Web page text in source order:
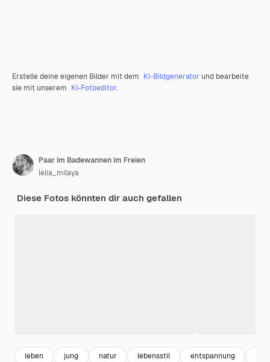
Erstelle deine eigenen Bilder mit dem KI-Bildgenerator und bearbeite
sie mit unserem KI-Fotoeditor.
Paar im Badewannen im Freien
lelia_milaya
Diese Fotos könnten dir auch gefallen
leben jung natur lebensstil entspannung